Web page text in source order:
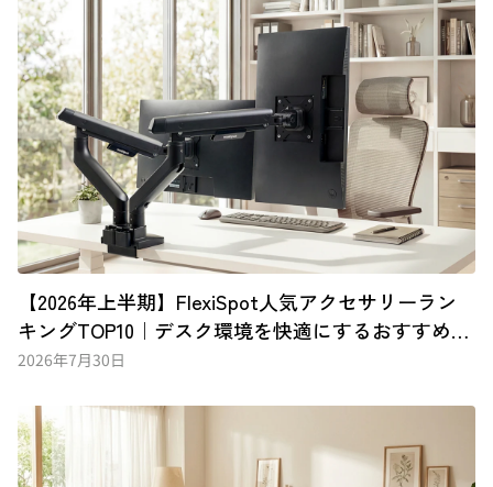
【2026年上半期】FlexiSpot人気アクセサリーラン
キングTOP10｜デスク環境を快適にするおすすめア
イテム
2026年7月30日